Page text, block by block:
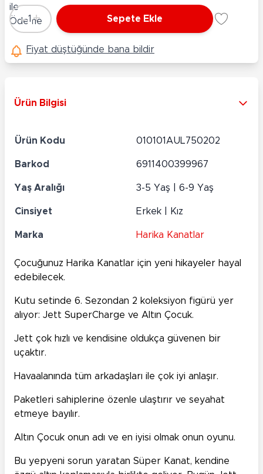
Adet
-1 + Sepete Ekle
Fiyat düştüğünde bana bildir
Ürün Bilgisi
Ürün Kodu 010101AUL750202
Barkod 6911400399967
Yaş Aralığı 3-5 Yaş | 6-9 Yaş
Cinsiyet Erkek | Kız
Marka Harika Kanatlar
Çocuğunuz Harika Kanatlar için yeni hikayeler hayal
edebilecek.
Kutu setinde 6. Sezondan 2 koleksiyon figürü yer
alıyor: Jett SuperCharge ve Altın Çocuk.
Jett çok hızlı ve kendisine oldukça güvenen bir
uçaktır.
Havaalanında tüm arkadaşları ile çok iyi anlaşır.
Paketleri sahiplerine özenle ulaştırır ve seyahat
etmeye bayılır.
Altın Çocuk onun adı ve en iyisi olmak onun oyunu.
Bu yepyeni sorun yaratan Süper Kanat, kendine